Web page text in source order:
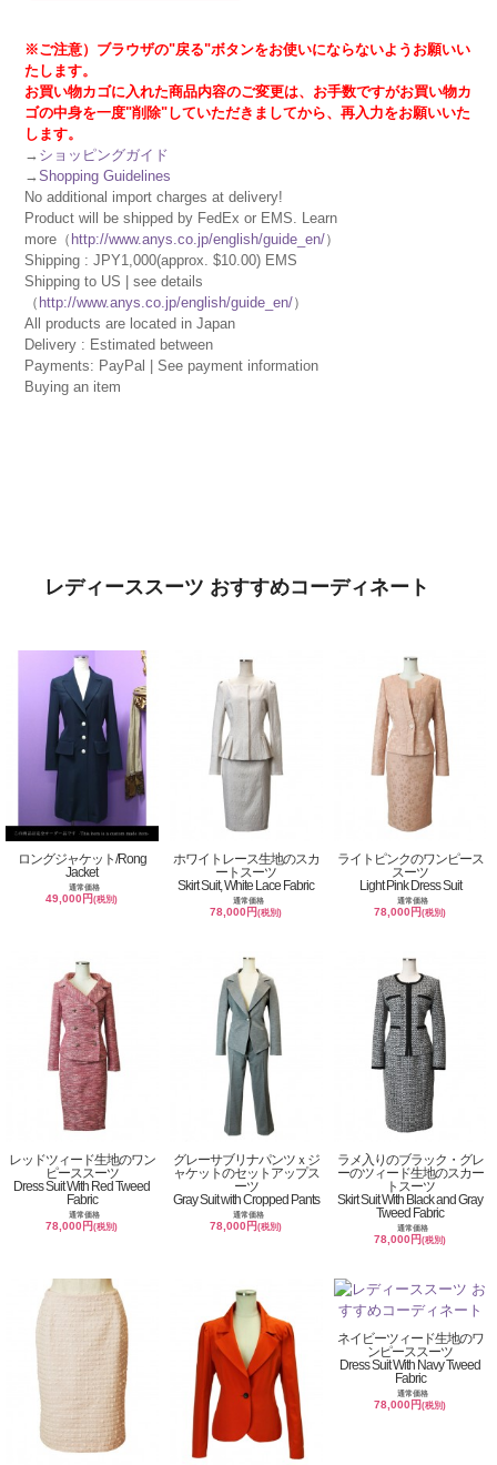
※ご注意）ブラウザの"戻る"ボタンをお使いにならないようお願いい
たします。
お買い物カゴに入れた商品内容のご変更は、お手数ですがお買い物カ
ゴの中身を一度"削除"していただきましてから、再入力をお願いいた
します。
→ ショッピングガイド
→Shopping Guidelines
No additional import charges at delivery!
Product will be shipped by FedEx or EMS. Learn
more（ http://www.anys.co.jp/english/guide_en/）
Shipping : JPY1,000(approx. $10.00) EMS
Shipping to US | see details
（ http://www.anys.co.jp/english/guide_en/）
All products are located in Japan
Delivery : Estimated between
Payments: PayPal | See payment information
Buying an item
レディーススーツ おすすめコーディネート
ロングジャケット/Rong
Jacket
通常価格
49,000円(税別)
ホワイトレース生地のスカ
ートスーツ
Skirt Suit, White Lace Fabric
通常価格
78,000円(税別)
ライトピンクのワンピース
スーツ
Light Pink Dress Suit
通常価格
78,000円(税別)
レッドツィード生地のワン
ピーススーツ
Dress Suit With Red Tweed
Fabric
通常価格
78,000円(税別)
グレーサブリナパンツｘジ
ャケットのセットアップス
ーツ
Gray Suit with Cropped Pants
通常価格
78,000円(税別)
ラメ入りのブラック・グレ
ーのツィード生地のスカー
トスーツ
Skirt Suit With Black and Gray
Tweed Fabric
通常価格
78,000円(税別)
ネイビーツィード生地のワ
ンピーススーツ
Dress Suit With Navy Tweed
Fabric
通常価格
78,000円(税別)